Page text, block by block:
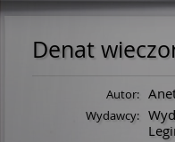
Denat
Autor:
Wydawcy: